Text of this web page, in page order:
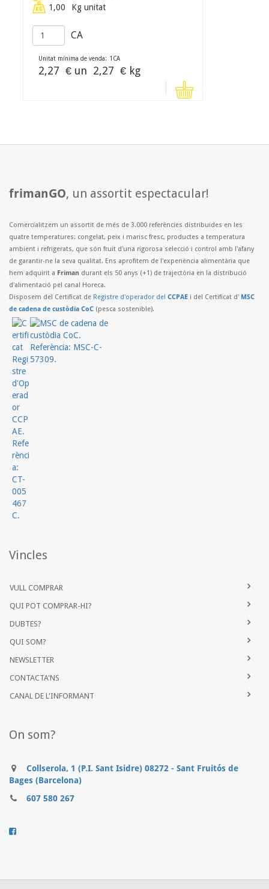
1,00
Kg unitat
CA
Unitat mínima de venda: 1 CA
2,27 € un 2,27 € kg
frimanGO, un assortit espectacular!
Comercialitzem un assortit de més de 3.000 referències distribuides en les
quatre temperatures: congelat, peix i marisc fresc, productes a temperatura
ambient i refrigerats, que són fruit d'una rigorosa selecció i control amb l'afany
de garantir-ne la seva qualitat. Ens aprofitem de l'experiència alimentària que
hem adquirit a Friman durant els 50 anys (+1) de trajectòria en la distribució
d'alimentació pel canal Horeca.
Disposem del Certificat de Registre d'operador del CCPAE i del Certificat d' MSC
de cadena de custòdia CoC (pesca sostenible).
Vincles
VULL COMPRAR
QUI POT COMPRAR-HI?
DUBTES?
QUI SOM?
NEWSLETTER
CONTACTA'NS
CANAL DE L'INFORMANT
On som?
Collserola, 1 (P.I. Sant Isidre) 08272 - Sant Fruitós de
Bages (Barcelona)
607 580 267